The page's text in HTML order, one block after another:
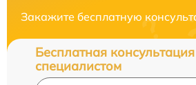
Закажите бесплатную
Бесплатная
специалистом